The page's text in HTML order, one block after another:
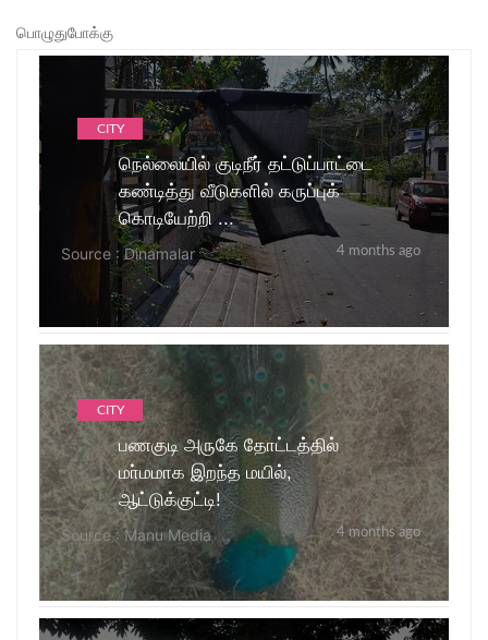
பொழுதுபோக்கு
CITY
நெல்லையில் குடிநீர் தட்டுப்பாட்டை
கண்டித்து வீடுகளில் கருப்புக்
கொடியேற்றி ...
Source : Dinamalar 4 months ago
CITY
பணகுடி அருகே தோட்டத்தில்
மா்மமாக இறந்த மயில்,
ஆட்டுக்குட்டி!
Source : Manu Media 4 months ago